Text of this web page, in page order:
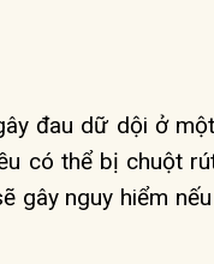
đau dữ dội ở
có thể bị chuột
gây nguy hiểm